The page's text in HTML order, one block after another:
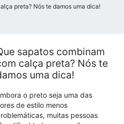
preta? Nós te damos uma dica!
sapatos combinam
calça preta? Nós te
uma dica!
o preto seja uma das
de estilo menos
muitas pessoas